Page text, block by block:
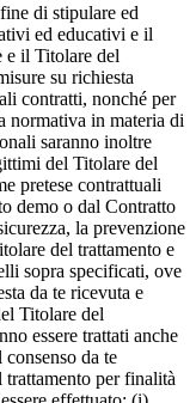
di stipulare ed
ed educativi e il
e il Titolare del
su richiesta
contratti, nonché per
normativa in materia di
saranno inoltre
del Titolare del
pretese contrattuali
demo o dal Contratto
la prevenzione
del trattamento e
sopra specificati, ove
da te ricevuta e
Titolare del
essere trattati anche
da te
per finalità